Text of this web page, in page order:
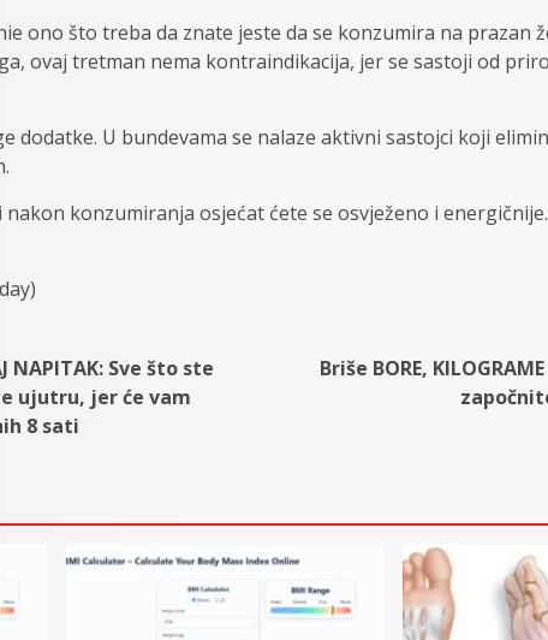
ono što treba da znate jeste da se konzumira na prazan
ovaj tretman nema kontraindikacija, jer se sastoji od
dodatke. U bundevama se nalaze aktivni sastojci koji
konzumiranja osjećat ćete se osvježeno i
NAPITAK: Sve što ste
ujutru, jer će vam
8 sati
Briše BORE,